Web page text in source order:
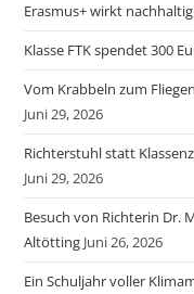
Erasmus+ wirkt
Klasse FTK spendet 300
Vom Krabbeln zum
Juni 29, 2026
Richterstuhl statt
Juni 29, 2026
Besuch von Richterin Dr.
Altötting Juni 26, 2026
Ein Schuljahr voller